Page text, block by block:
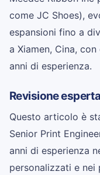
come JC Shoes),
espansioni fino a
a Xiamen, Cina,
anni di esperienza.
Revisione esperta
Questo articolo è
Senior Print
anni di esperienza
personalizzati e